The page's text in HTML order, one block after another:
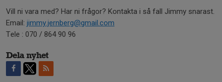
Vill ni vara med? Har ni frågor? Kontakta i så fall Jimmy snarast.
Email: jimmy.jernberg@gmail.com
Tele : 070 / 864 90 96
Dela nyhet